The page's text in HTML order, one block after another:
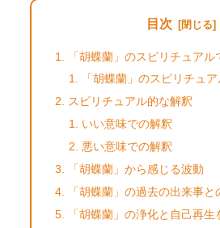
目次
「胡蝶蘭」のスピリチュア
「胡蝶蘭」のスピリチュ
スピリチュアル的な解釈
いい意味での解釈
悪い意味での解釈
「胡蝶蘭」から感じる波動
「胡蝶蘭」の過去の出来事
「胡蝶蘭」の浄化と自己再生